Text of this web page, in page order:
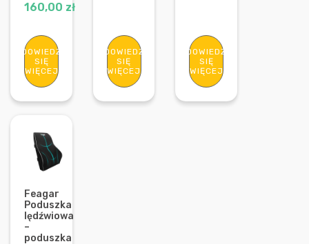
160,00 zł
DOWIEDZ
SIĘ
WIĘCEJ
DOWIEDZ
SIĘ
WIĘCEJ
DOWIEDZ
SIĘ
WIĘCEJ
Feagar
Poduszka
lędźwiowa
–
poduszka